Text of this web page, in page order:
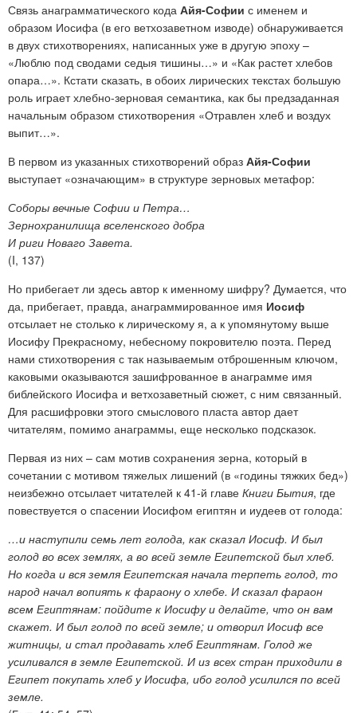
Связь анаграмматического кода Айя-Софии с именем и
образом Иосифа (в его ветхозаветном изводе) обнаруживается
в двух стихотворениях, написанных уже в другую эпоху –
«Люблю под сводами седыя тишины…» и «Как растет хлебов
опара…». Кстати сказать, в обоих лирических текстах большую
роль играет хлебно-зерновая семантика, как бы предзаданная
начальным образом стихотворения «Отравлен хлеб и воздух
выпит…».
В первом из указанных стихотворений образ Айя-Софии
выступает «означающим» в структуре зерновых метафор:
Соборы вечные Софии и Петра…
Зернохранилища вселенского добра
И риги Новаго Завета.
(I, 137)
Но прибегает ли здесь автор к именному шифру? Думается, что
да, прибегает, правда, анаграммированное имя Иосиф
отсылает не столько к лирическому я, а к упомянутому выше
Иосифу Прекрасному, небесному покровителю поэта. Перед
нами стихотворения с так называемым отброшенным ключом,
каковыми оказываются зашифрованное в анаграмме имя
библейского Иосифа и ветхозаветный сюжет, с ним связанный.
Для расшифровки этого смыслового пласта автор дает
читателям, помимо анаграммы, еще несколько подсказок.
Первая из них – сам мотив сохранения зерна, который в
сочетании с мотивом тяжелых лишений (в «годины тяжких бед»)
неизбежно отсылает читателей к 41-й главе Книги Бытия, где
повествуется о спасении Иосифом египтян и иудеев от голода:
…и наступили семь лет голода, как сказал Иосиф. И был
голод во всех землях, а во всей земле Египетской был хлеб.
Но когда и вся земля Египетская начала терпеть голод, то
народ начал вопиять к фараону о хлебе. И сказал фараон
всем Египтянам: пойдите к Иосифу и делайте, что он вам
скажет. И был голод по всей земле; и отворил Иосиф все
житницы, и стал продавать хлеб Египтянам. Голод же
усиливался в земле Египетской. И из всех стран приходили в
Египет покупать хлеб у Иосифа, ибо голод усилился по всей
земле.